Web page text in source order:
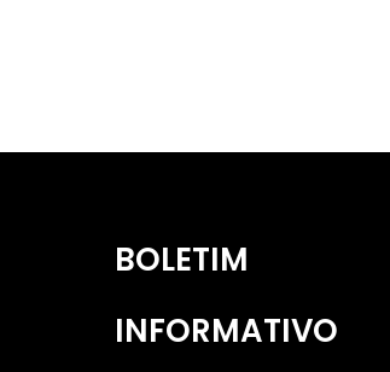
BOLETIM
INFORMATIVO